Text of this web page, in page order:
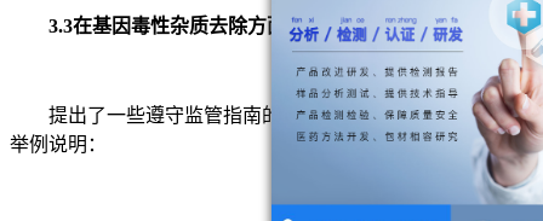
3.3在基因毒性杂质去除方面的研究
提出了一些遵守监管指南的控制策略，并对每种方法进行
举例说明：